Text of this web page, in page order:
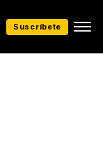
Suscríbete